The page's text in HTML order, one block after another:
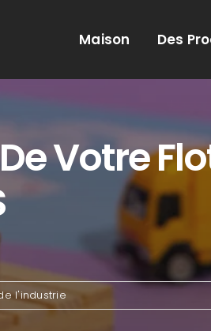
Maison Des
Votre
l'industrie